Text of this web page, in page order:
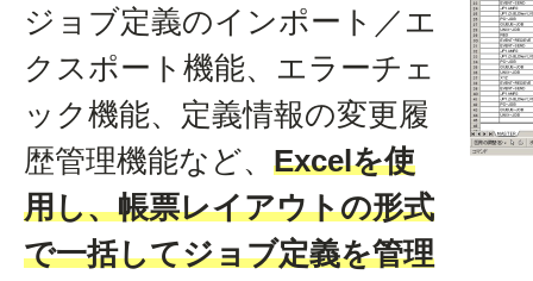
ジョブ定義のインポート／エ
クスポート機能、エラーチェ
ック機能、定義情報の変更履
歴管理機能など、 Excelを使
用し、帳票レイアウトの形式
で一括してジョブ定義を管理